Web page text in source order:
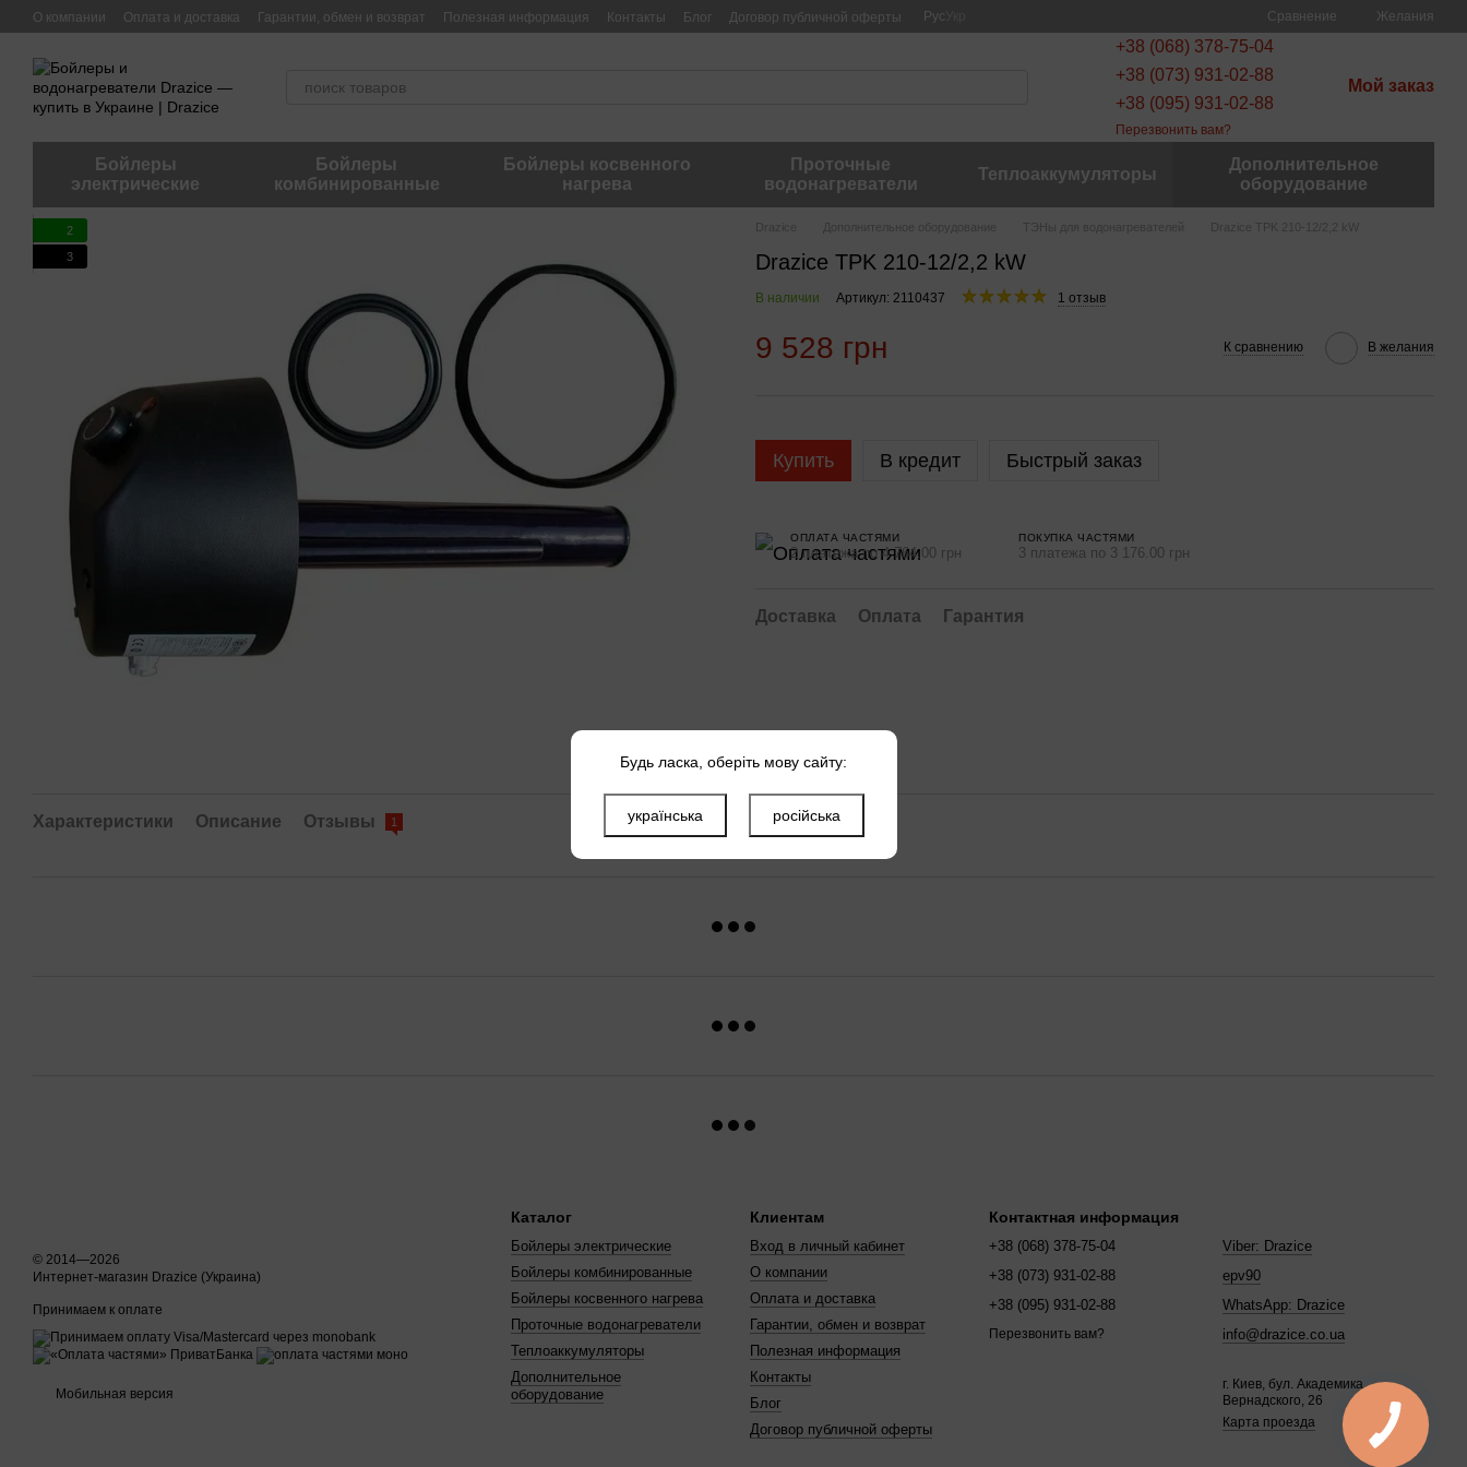
Перейти к основному контенту
О компании Оплата и доставка Гарантии, обмен и возврат Полезная информация Контакты Блог Договор публичной оферты Рус Сравнение Желания
+38 (068) 378-75-04
+38 (073) 931-02-88
+38 (095) 931-02-88
Перезвонить вам?
Мой заказ
Бойлеры
электрические
Бойлеры
комбинированные
Бойлеры косвенного
нагрева
Проточные
водонагреватели
Теплоаккумуляторы
Дополнительное
оборудование
2
3
Drazice Дополнительное оборудование ТЭНы для водонагревателей Drazice TPK 210-12/2,2 kW
Drazice TPK 210-12/2,2 kW
В наличии Артикул: 2110437 1 отзыв
9 528 грн К сравнению В желания
Купить В кредит Быстрый заказ
ОПЛАТА ЧАСТЯМИ
2 платежа по 4 764.00 грн
ПОКУПКА ЧАСТЯМИ
3 платежа по 3 176.00 грн
Доставка Оплата Гарантия
Характеристики Описание Отзывы 1
© 2014—2026
Интернет-магазин Drazice (Украина)
Принимаем к оплате
Мобильная версия
Каталог
Бойлеры электрические
Бойлеры комбинированные
Бойлеры косвенного нагрева
Проточные водонагреватели
Теплоаккумуляторы
Дополнительное
оборудование
Клиентам
Вход в личный кабинет
О компании
Оплата и доставка
Гарантии, обмен и возврат
Полезная информация
Контакты
Блог
Договор публичной оферты
Контактная информация
+38 (068) 378-75-04
+38 (073) 931-02-88
+38 (095) 931-02-88
Перезвонить вам?
Viber: Drazice
epv90
WhatsApp: Drazice
info@drazice.co.ua
г. Киев, бул. Академика
Вернадского, 26
Карта проезда
Будь ласка, оберіть мову сайту:
українська російська